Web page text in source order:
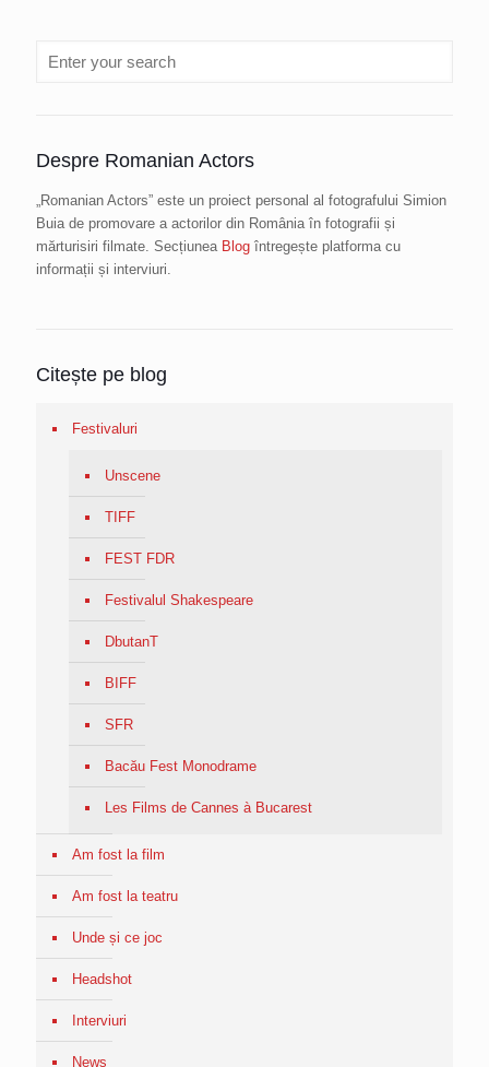
Despre Romanian Actors
„Romanian Actors” este un proiect personal al fotografului Simion
Buia de promovare a actorilor din România în fotografii și
mărturisiri filmate. Secțiunea Blog întregește platforma cu
informații și interviuri.
Citește pe blog
Festivaluri
Unscene
TIFF
FEST FDR
Festivalul Shakespeare
DbutanT
BIFF
SFR
Bacău Fest Monodrame
Les Films de Cannes à Bucarest
Am fost la film
Am fost la teatru
Unde și ce joc
Headshot
Interviuri
News